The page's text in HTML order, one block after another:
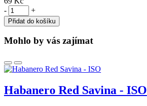
-
+
Přidat do košíku
Mohlo by vás zajímat
Habanero Red Savina - ISO